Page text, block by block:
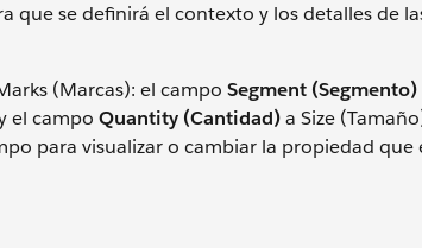
que se definirá el contexto y los detalles de
(Marcas): el campo Segment (Segmento)
el campo Quantity (Cantidad)a Size
para visualizar o cambiar la propiedad que